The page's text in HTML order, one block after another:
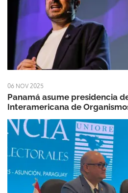
06 NOV 2025
Panamá asume presidencia
Interamericana de